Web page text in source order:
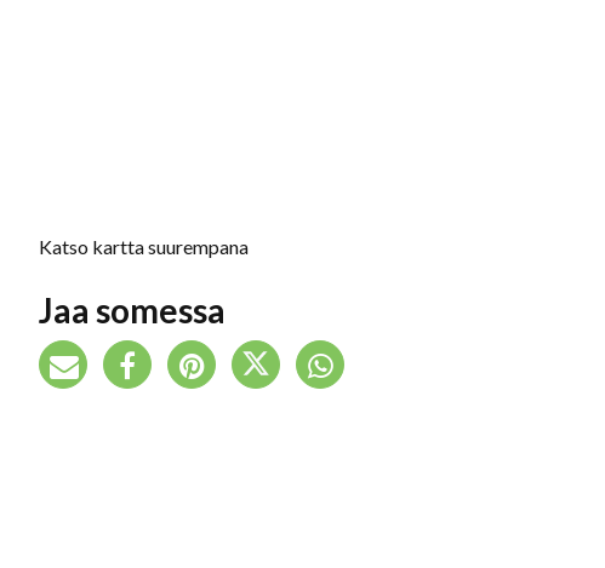
Katso kartta suurempana
Jaa somessa